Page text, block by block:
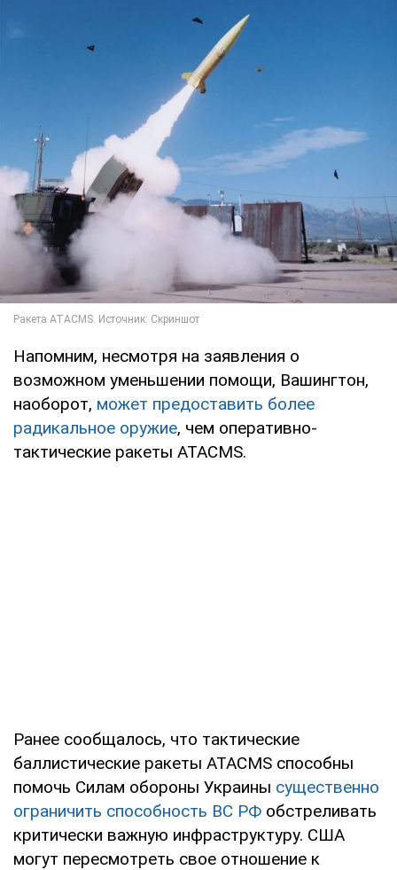
Напомним, несмотря на заявления о
возможном уменьшении помощи, Вашингтон,
наоборот, может предоставить более
радикальное оружие, чем оперативно-
тактические ракеты ATACMS.
Ранее сообщалось, что тактические
баллистические ракеты ATACMS способны
помочь Силам обороны Украины существенно
ограничить способность ВС РФ обстреливать
критически важную инфраструктуру. США
могут пересмотреть свое отношение к